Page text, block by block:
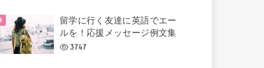
留学に行く友達に英語でエー
ルを！応援メッセージ例文集
3747